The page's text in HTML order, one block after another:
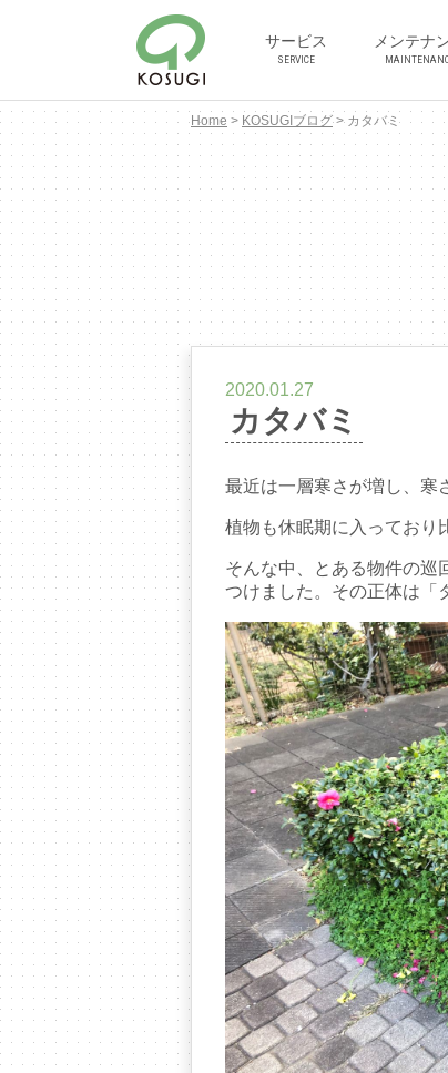
サービス
SERVICE
メンテナ
Home > KOSUGIブログ> カタバミ
2020.01.27
カタバミ
最近は一層寒さが増し、寒
植物も休眠期に入っており
そんな中、とある物件の巡
つけました。その正体は「